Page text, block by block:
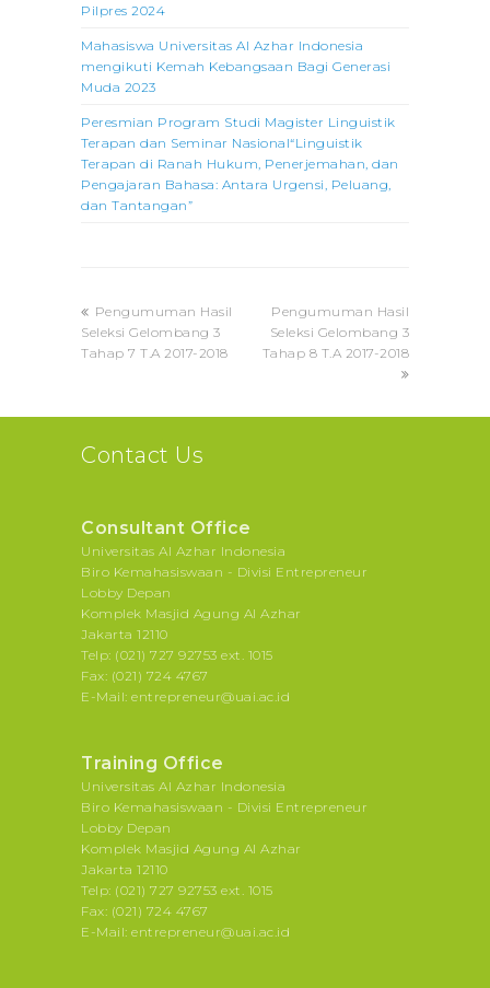
Pilpres 2024
Mahasiswa Universitas Al Azhar Indonesia
mengikuti Kemah Kebangsaan Bagi Generasi
Muda 2023
Peresmian Program Studi Magister Linguistik
Terapan dan Seminar Nasional“Linguistik
Terapan di Ranah Hukum, Penerjemahan, dan
Pengajaran Bahasa: Antara Urgensi, Peluang,
dan Tantangan”
previous
post:
Pengumuman Hasil
Seleksi Gelombang 3
Tahap 7 T.A 2017-2018
next
post:
Pengumuman Hasil
Seleksi Gelombang 3
Tahap 8 T.A 2017-2018
Contact Us
Consultant Office
Universitas Al Azhar Indonesia
Biro Kemahasiswaan - Divisi Entrepreneur
Lobby Depan
Komplek Masjid Agung Al Azhar
Jakarta 12110
Telp: (021) 727 92753 ext. 1015
Fax: (021) 724 4767
E-Mail: entrepreneur@uai.ac.id
Training Office
Universitas Al Azhar Indonesia
Biro Kemahasiswaan - Divisi Entrepreneur
Lobby Depan
Komplek Masjid Agung Al Azhar
Jakarta 12110
Telp: (021) 727 92753 ext. 1015
Fax: (021) 724 4767
E-Mail: entrepreneur@uai.ac.id